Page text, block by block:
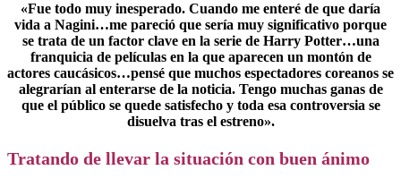
«Fue todo muy inesperado. Cuando me enteré de que daría
vida a Nagini…me pareció que sería muy significativo porque
se trata de un factor clave en la serie de Harry Potter…una
franquicia de películas en la que aparecen un montón de
actores caucásicos…pensé que muchos espectadores coreanos se
alegrarían al enterarse de la noticia. Tengo muchas ganas de
que el público se quede satisfecho y toda esa controversia se
disuelva tras el estreno».
Tratando de llevar la situación con buen ánimo